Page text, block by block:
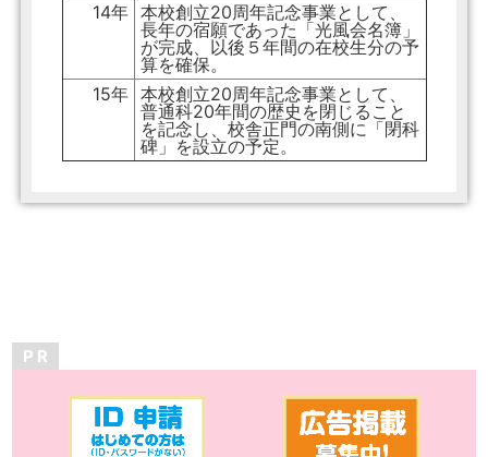
14年 本校創立20周年記念事業として、
長年の宿願であった「光風会名簿」
が完成、以後５年間の在校生分の予
算を確保。
15年 本校創立20周年記念事業として、
普通科20年間の歴史を閉じること
を記念し、校舎正門の南側に「閉科
碑」を設立の予定。
P R